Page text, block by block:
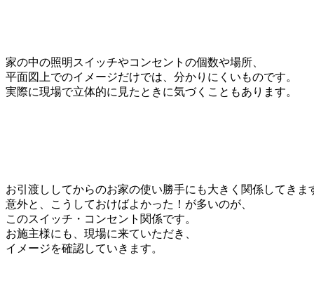
家の中の照明スイッチやコンセントの個数や場所、
平面図上でのイメージだけでは、分かりにくいものです。
実際に現場で立体的に見たときに気づくこともあります。
お引渡ししてからのお家の使い勝手にも大きく関係してきま
意外と、こうしておけばよかった！が多いのが、
このスイッチ・コンセント関係です。
お施主様にも、現場に来ていただき、
イメージを確認していきます。